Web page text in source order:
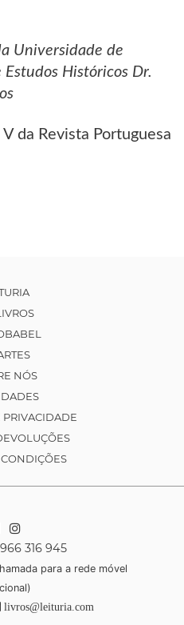
Universidade de
Históricos Dr.
da Revista Portuguesa
NÓS
PRIVACIDADE
966 316 945
para a rede móvel
livros@leituria.com